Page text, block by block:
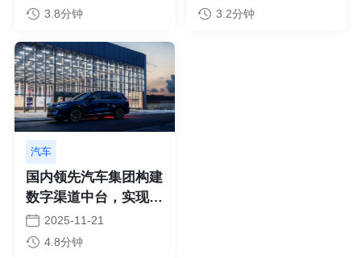
家体验
3.8分钟
3.2分钟
汽车
国内领先汽车集团构建
数字渠道中台，实现选
址精准度与订单量双跃
升
2025-11-21
4.8分钟